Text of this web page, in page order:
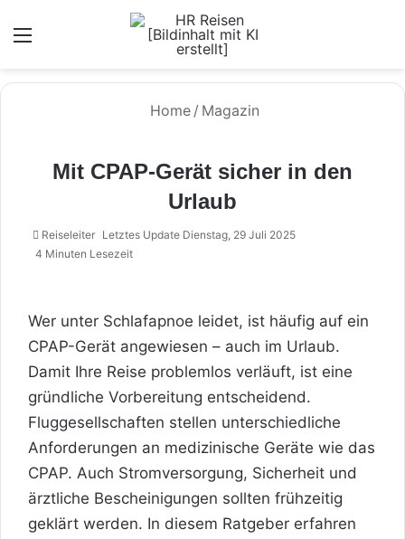
Home / Magazin
Mit CPAP-Gerät sicher in den
Urlaub
Reiseleiter Letztes Update Dienstag, 29 Juli 2025
4 Minuten Lesezeit
Wer unter Schlafapnoe leidet, ist häufig auf ein
CPAP-Gerät angewiesen – auch im Urlaub.
Damit Ihre Reise problemlos verläuft, ist eine
gründliche Vorbereitung entscheidend.
Fluggesellschaften stellen unterschiedliche
Anforderungen an medizinische Geräte wie das
CPAP. Auch Stromversorgung, Sicherheit und
ärztliche Bescheinigungen sollten frühzeitig
geklärt werden. In diesem Ratgeber erfahren